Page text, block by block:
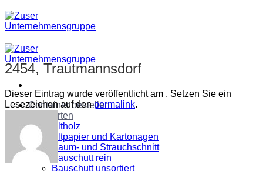
Zum
Inhalt
springen
Container bestellen
Abfallarten
Altholz
Altpapier und Kartonagen
Baum- und Strauchschnitt
Bauschutt rein
Bauschutt unsortiert
2454, Trautmannsdorf
Dieser Eintrag wurde veröffentlicht am . Setzen Sie ein
Lesezeichen auf denpermalink.